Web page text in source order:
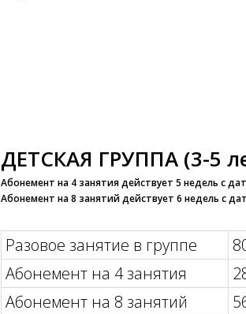
ДЕТСКАЯ ГРУППА (3-5
Абонемент на 4 занятия действует 5 недель с
Абонемент на 8 занятий действует 6 недель с
Разовое занятие в группе
Абонемент на 4 занятия
Абонемент на 8 занятий